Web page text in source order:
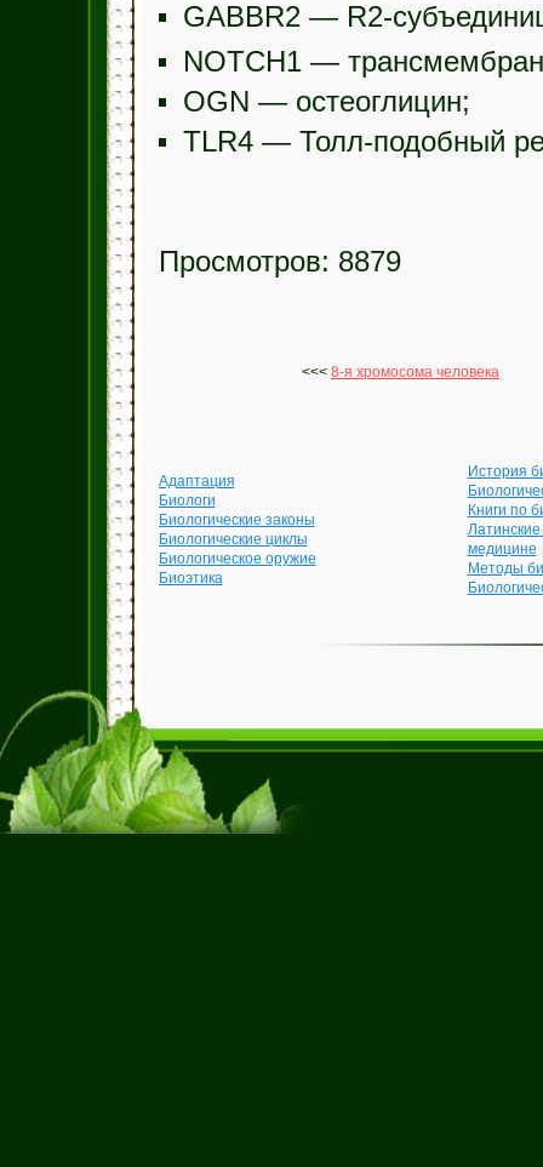
GABBR2 — R2-
NOTCH1 —
OGN — остеоглицин;
TLR4 — Толл-подобный
Просмотров: 8879
<<< 8-я хромосома человека
Адаптация
Биологи
Биологические законы
Биологические циклы
Биологическое оружие
Биоэтика
История
Книги по
медицине
Методы